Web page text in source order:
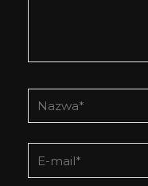
Nazwa*
E-
mail*